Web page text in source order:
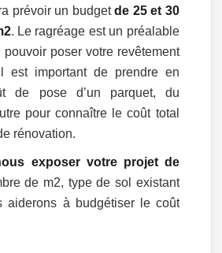
prévoir un budgetde 25 et 30
. Le ragréage est un préalable
poser votre revêtement
est important de prendre en
de pose d’un parquet, du
pour connaître le coût total
rénovation.
exposer votre projet de
de m2, type de sol existant
aiderons à budgétiser le coût